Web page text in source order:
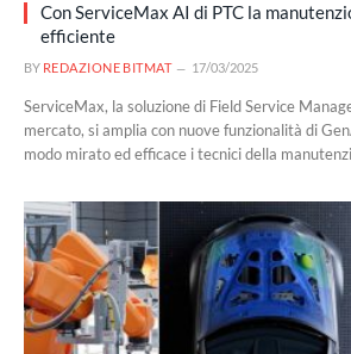
Con ServiceMax AI di PTC la
efficiente
BY REDAZIONE BITMAT 17/03/2025
ServiceMax, la soluzione di Field Service
mercato, si amplia con nuove funzionalità di
modo mirato ed efficace i tecnici della